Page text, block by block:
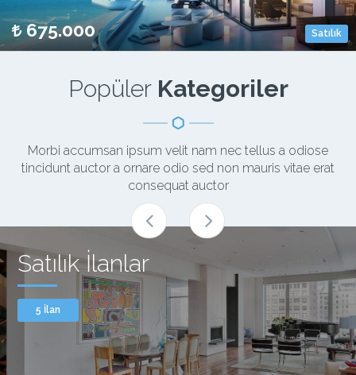
Satılık
675.000
Popüler Kategoriler
Morbi accumsan ipsum velit nam nec tellus a odiose
tincidunt auctor a ornare odio sed non mauris vitae erat
consequat auctor
Satılık İlanlar
5 İlan